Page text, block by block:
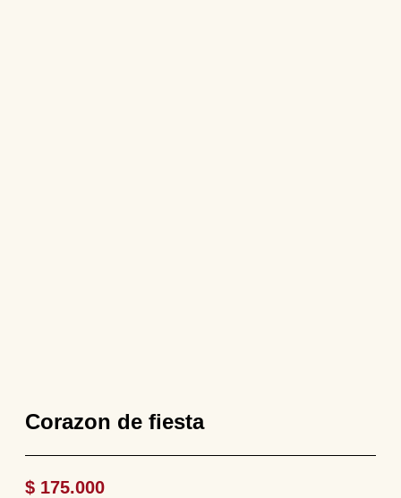
Corazon de fiesta
$ 175.000